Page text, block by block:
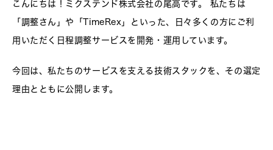
こんにちは！ミクステンド株式会社の尾高です。 私たちは
「調整さん」や「TimeRex」といった、日々多くの方にご利
用いただく日程調整サービスを開発・運用しています。
今回は、私たちのサービスを支える技術スタックを、その選定
理由とともに公開します。